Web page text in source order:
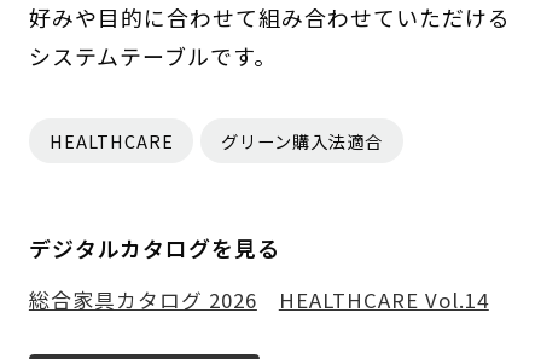
好みや目的に合わせて組み合わせていただける
システムテーブルです。
HEALTHCARE グリーン購入法適合
デジタルカタログを見る
総合家具カタログ 2026 HEALTHCARE Vol.14